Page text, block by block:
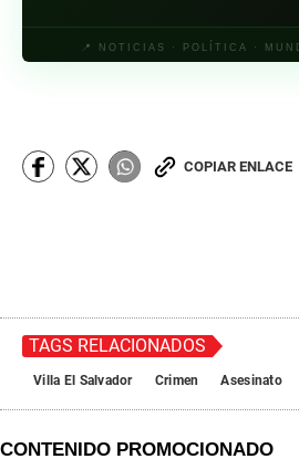
📍 NOTICIAS · POLÍTICA ·
COPIAR ENLACE
TAGS RELACIONADOS
Villa El Salvador Crimen Asesinato